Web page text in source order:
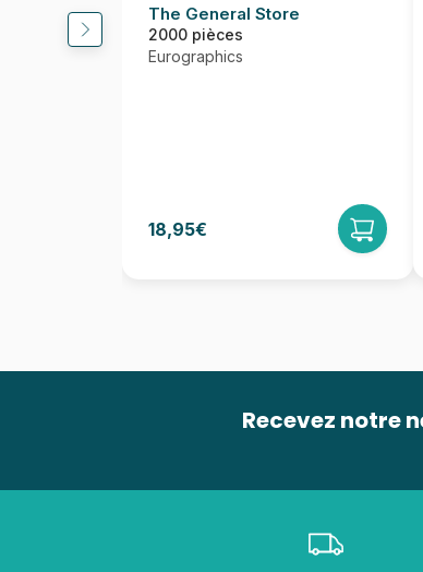
The General Store
2000 pièces
Eurographics
18,95€
Recevez notre